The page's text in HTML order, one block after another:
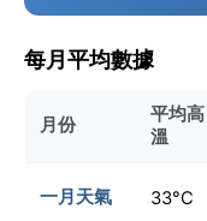
每月平均數據
月份
平均高
溫
一月天氣 33°C